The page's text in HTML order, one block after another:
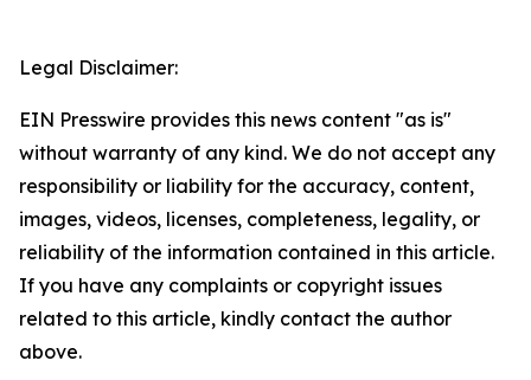
Legal Disclaimer:
EIN Presswire provides this news content "as is"
without warranty of any kind. We do not accept any
responsibility or liability for the accuracy, content,
images, videos, licenses, completeness, legality, or
reliability of the information contained in this article.
If you have any complaints or copyright issues
related to this article, kindly contact the author
above.